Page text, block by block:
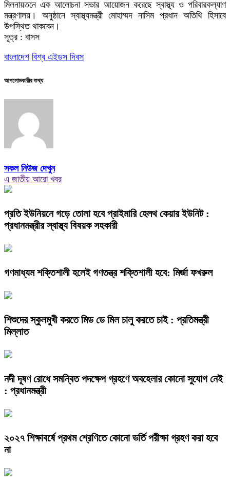
মিলনায়তনে এক আলোচনা সভার আয়োজন করেছে স্বাস্থ্য ও পরিবারকল্যাণ
মন্ত্রণালয়। অনুষ্ঠানে স্বাস্থ্যমন্ত্রী মোহাম্মদ নাসিম প্রধান অতিথি হিসাবে
উপস্থিত থাকবেন।
সূত্র : বাসস
বাংলাদেশ বিশ্ব এইডস দিবস
আপলোডকারীর তথ্য
সকল নিউজ দেখুন
এ জাতীয় আরো খবর
প্রতি ইউনিয়নে গড়ে তোলা হবে প্রাইমারি হেলথ কেয়ার ইউনিট :
প্রধানমন্ত্রীর স্বাস্থ্য বিষয়ক সহকারী
গণমাধ্যম শক্তিশালী হলেই গণতন্ত্র শক্তিশালী হবে: মির্জা ফখরুল
শিশুদের স্কুলমুখী করতে মিড ডে মিল চালু করতে চাই : প্রতিমন্ত্রী
মিল্লাত
নদী দূষণ রোধে সমন্বিত পদক্ষেপ গ্রহণে অবহেলার কোনো সুযোগ নেই
: প্রধানমন্ত্রী
২০২৭ শিক্ষাবর্ষে প্রথম শ্রেণিতে কোনো ভর্তি পরীক্ষা গ্রহণ করা হবে
না